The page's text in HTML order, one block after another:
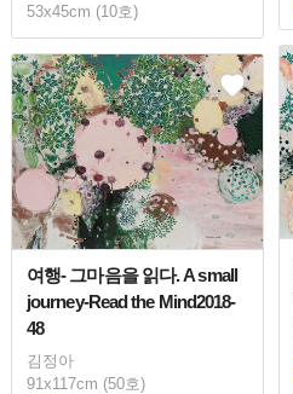
53x45cm (10호)
여행- 그마음을 읽다. A small
journey-Read the Mind2018-
48
김정아
91x117cm (50호)